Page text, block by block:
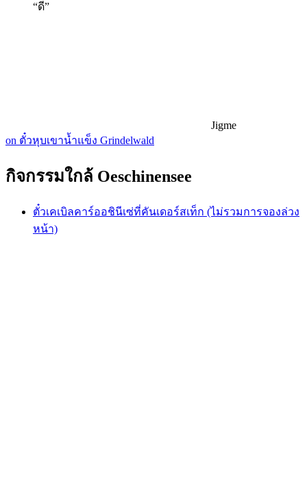
“ดี”
Jigme
on ตั๋วหุบเขาน้ำแข็ง Grindelwald
กิจกรรมใกล้ Oeschinensee
ตั๋วเคเบิลคาร์ออชินีเซ่ที่คันเดอร์สเท็ก (ไม่รวมการจองล่วง
หน้า)